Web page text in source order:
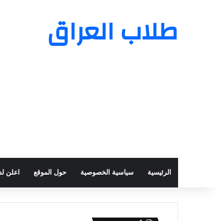
طلاب العراق
الرئيسية سياسية الخصوصية حول الموقع اعلن